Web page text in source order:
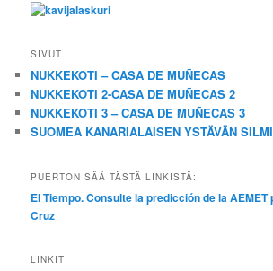
SIVUT
NUKKEKOTI – CASA DE MUÑECAS
NUKKEKOTI 2-CASA DE MUÑECAS 2
NUKKEKOTI 3 – CASA DE MUÑECAS 3
SUOMEA KANARIALAISEN YSTÄVÄN
PUERTON SÄÄ TÄSTÄ LINKISTÄ:
El Tiempo. Consulte la predicción de la AEMET
Cruz
LINKIT